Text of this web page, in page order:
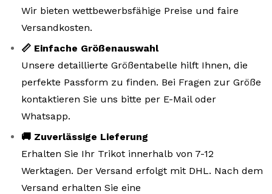
Wir bieten wettbewerbsfähige Preise und faire
Versandkosten.
📏 Einfache Größenauswahl
Unsere detaillierte Größentabelle hilft Ihnen, die
perfekte Passform zu finden. Bei Fragen zur Größe
kontaktieren Sie uns bitte per E-Mail oder
Whatsapp.
🚚 Zuverlässige Lieferung
Erhalten Sie Ihr Trikot innerhalb von 7-12
Werktagen. Der Versand erfolgt mit DHL. Nach dem
Versand erhalten Sie eine